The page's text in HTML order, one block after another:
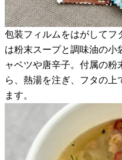
包装フィルムをはがしてフ
は粉末スープと調味油の小
ャベツや唐辛子。付属の粉
ら、熱湯を注ぎ、フタの上
ます。